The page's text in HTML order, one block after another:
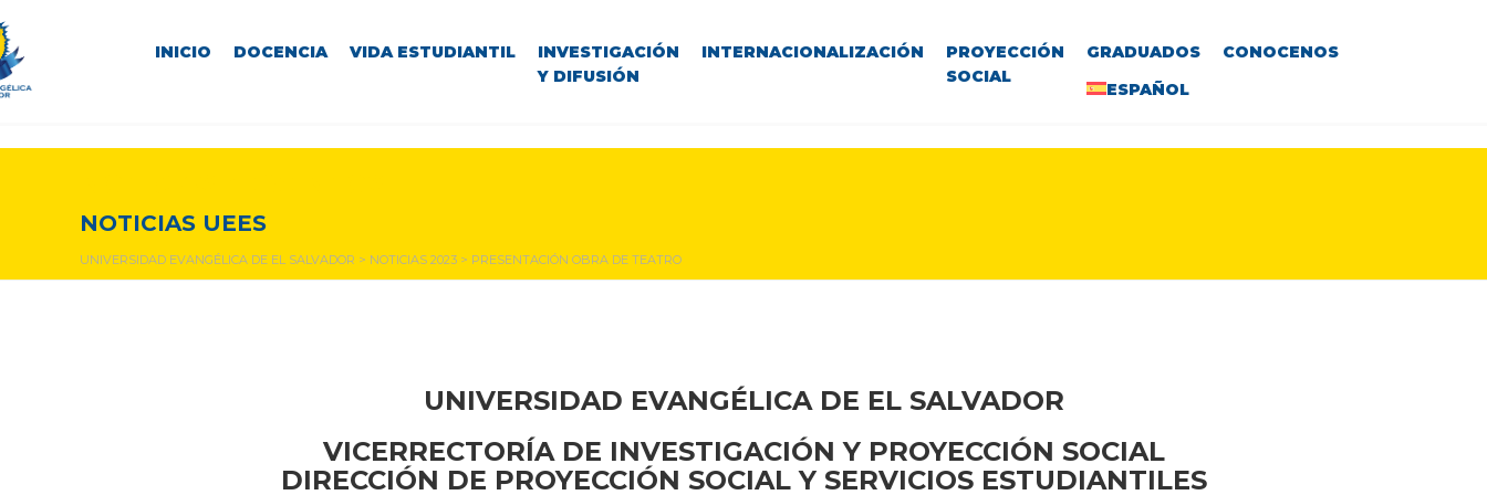
INICIO DOCENCIA VIDA ESTUDIANTIL
INVESTIGACIÓN
Y DIFUSIÓN
INTERNACIONALIZACIÓN
PROYECCIÓN
SOCIAL
GRADUADOS
CONOCENOS
ESPAÑOL
NOTICIAS UEES
UNIVERSIDAD EVANGÉLICA DE EL SALVADOR > NOTICIAS 2023 > PRESENTACIÓN OBRA DE TEATRO
UNIVERSIDAD EVANGÉLICA DE EL SALVADOR
VICERRECTORÍA DE INVESTIGACIÓN Y PROYECCIÓN SOCIAL
DIRECCIÓN DE PROYECCIÓN SOCIAL Y SERVICIOS ESTUDIANTILES